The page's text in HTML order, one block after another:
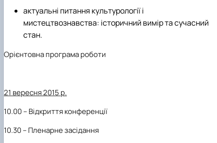
актуальні питання культурології і
мистецтвознавства: історичний вимір та сучасний
стан.
Орієнтовна програма роботи
21 вересня 2015 р.
10.00 – Відкриття конференції
10.30 – Пленарне засідання